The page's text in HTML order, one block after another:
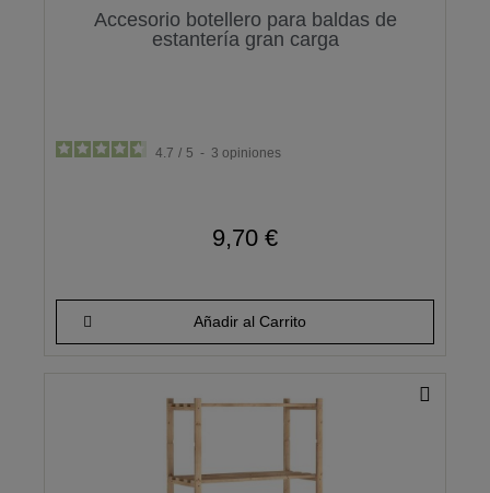
Accesorio botellero para baldas de
estantería gran carga
4.7 / 5 - 3 opiniones
9,70 €
Añadir al Carrito